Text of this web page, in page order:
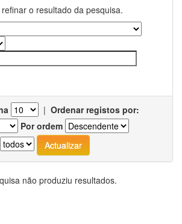
o resultado da pesquisa.
| Ordenar registos por:
Por ordem
não produziu resultados.